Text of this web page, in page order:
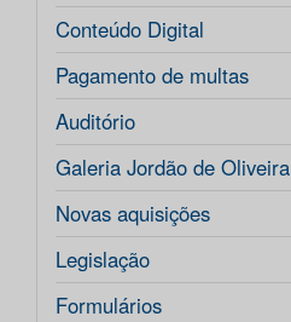
Conteúdo Digital
Pagamento de multas
Auditório
Galeria Jordão de Oliveira
Novas aquisições
Legislação
Formulários